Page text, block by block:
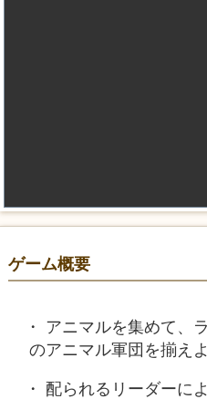
ゲーム概要
アニマルを集めて、
のアニマル軍団を揃え
配られるリーダーに